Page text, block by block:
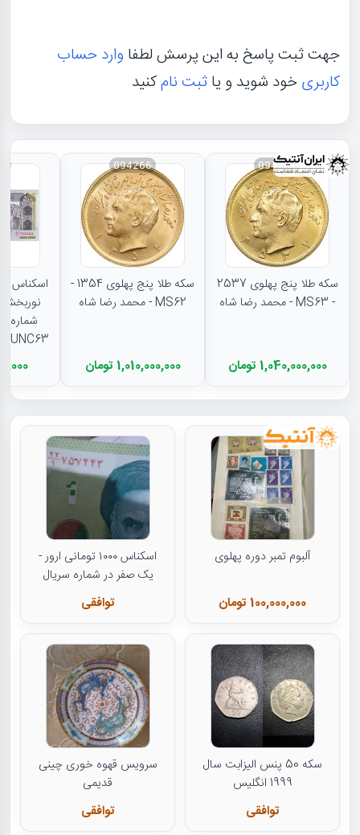
جهت ثبت پاسخ به این پرسش لطفا وارد حساب
کاربریخود شوید و یاثبت نامکنید
094267
سکه طلا پنج پهلوی 2537
- MS63 - محمد رضا شاه
1,040,000,000 تومان
094266
سکه طلا پنج پهلوی 1354 -
MS62 - محمد رضا شاه
1,010,000,000 تومان
نوربخش)
شماره
UNC63 - جمهوری اسلامی
آلبوم تمبر دوره پهلوی
100,000,000 تومان
اسکناس ۱۰۰۰ تومانی ارور -
یک صفر در شماره سریال
توافقی
سکه 50 پنس الیزابت سال
1999 انگلیس
توافقی
سرویس قهوه خوری چینی
قدیمی
توافقی